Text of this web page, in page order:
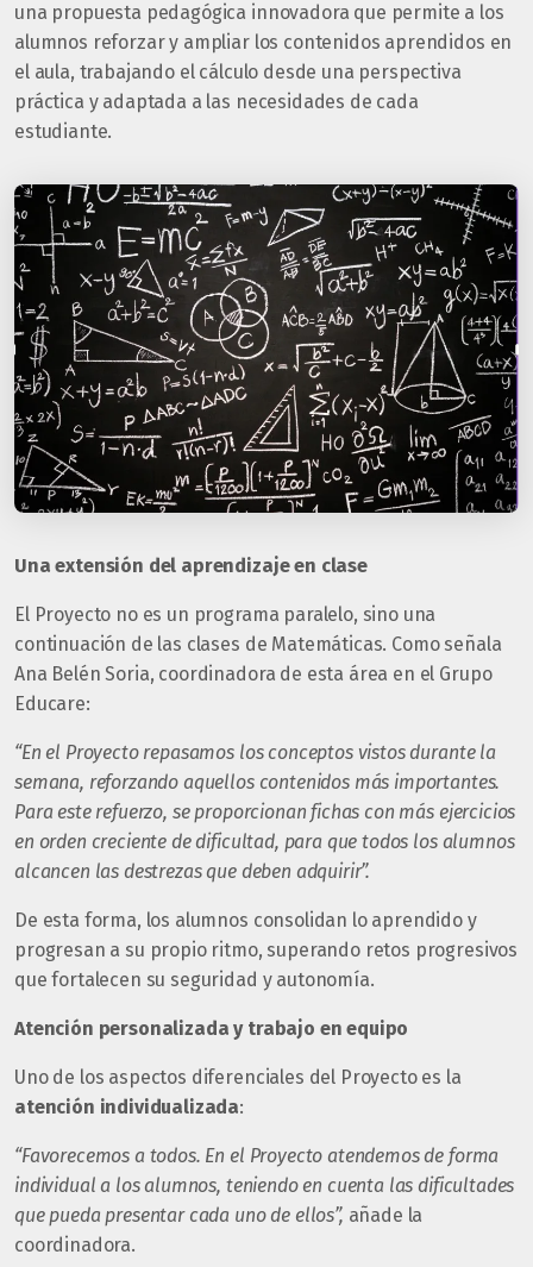
una propuesta pedagógica innovadora que permite a los
alumnos reforzar y ampliar los contenidos aprendidos en
el aula, trabajando el cálculo desde una perspectiva
práctica y adaptada a las necesidades de cada
estudiante.
Una extensión del aprendizaje en clase
El Proyecto no es un programa paralelo, sino una
continuación de las clases de Matemáticas. Como señala
Ana Belén Soria, coordinadora de esta área en el Grupo
Educare:
“En el Proyecto repasamos los conceptos vistos durante la
semana, reforzando aquellos contenidos más importantes.
Para este refuerzo, se proporcionan fichas con más ejercicios
en orden creciente de dificultad, para que todos los alumnos
alcancen las destrezas que deben adquirir”.
De esta forma, los alumnos consolidan lo aprendido y
progresan a su propio ritmo, superando retos progresivos
que fortalecen su seguridad y autonomía.
Atención personalizada y trabajo en equipo
Uno de los aspectos diferenciales del Proyecto es la
atención individualizada:
“Favorecemos a todos. En el Proyecto atendemos de forma
individual a los alumnos, teniendo en cuenta las dificultades
que pueda presentar cada uno de ellos”, añade la
coordinadora.